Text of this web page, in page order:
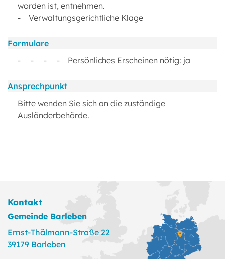
worden ist, entnehmen.
- Verwaltungsgerichtliche Klage
Formulare
- - - - Persönliches Erscheinen nötig: ja
Ansprechpunkt
Bitte wenden Sie sich an die zuständige
Ausländerbehörde.
Kontakt
Gemeinde Barleben
Ernst-Thälmann-Straße 22
39179 Barleben